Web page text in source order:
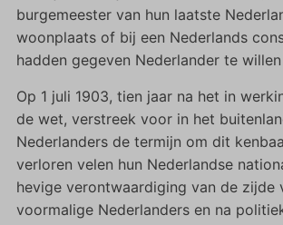
burgemeester van hun laatste
woonplaats of bij een Nederlands
hadden gegeven Nederlander te
Op 1 juli 1903, tien jaar na het in
de wet, verstreek voor in het
Nederlanders de termijn om dit
verloren velen hun Nederlandse
hevige verontwaardiging van de zijde
voormalige Nederlanders en na